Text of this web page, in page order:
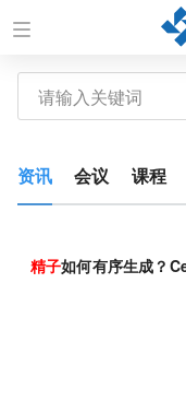
资讯 会议 课程
精子如何有序生成？